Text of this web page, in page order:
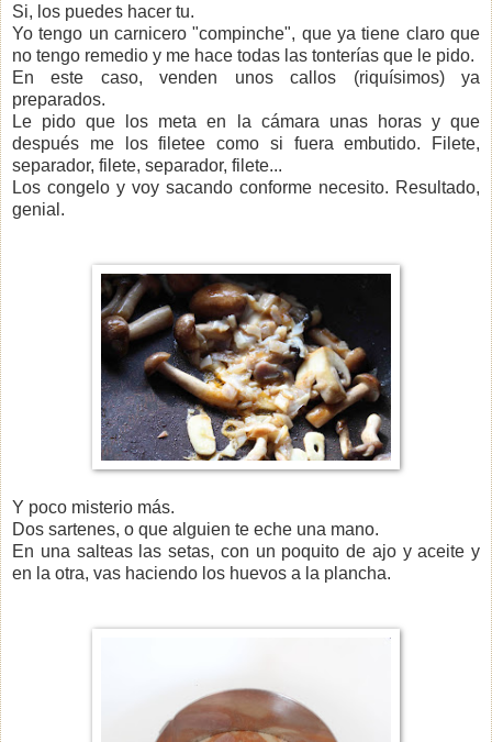
Si, los puedes hacer tu.
Yo tengo un carnicero "compinche", que ya tiene claro que
no tengo remedio y me hace todas las tonterías que le pido.
En este caso, venden unos callos (riquísimos) ya
preparados.
Le pido que los meta en la cámara unas horas y que
después me los filetee como si fuera embutido. Filete,
separador, filete, separador, filete...
Los congelo y voy sacando conforme necesito. Resultado,
genial.
Y poco misterio más.
Dos sartenes, o que alguien te eche una mano.
En una salteas las setas, con un poquito de ajo y aceite y
en la otra, vas haciendo los huevos a la plancha.